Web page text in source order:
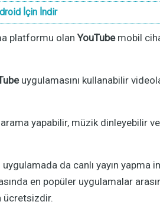
İçin İndir
platformu olanYouTubemobil
uygulamasını kullanabilir
yapabilir, müzik dinleyebilir
da canlı yayın yapma
en popüler uygulamalar
ücretsizdir.